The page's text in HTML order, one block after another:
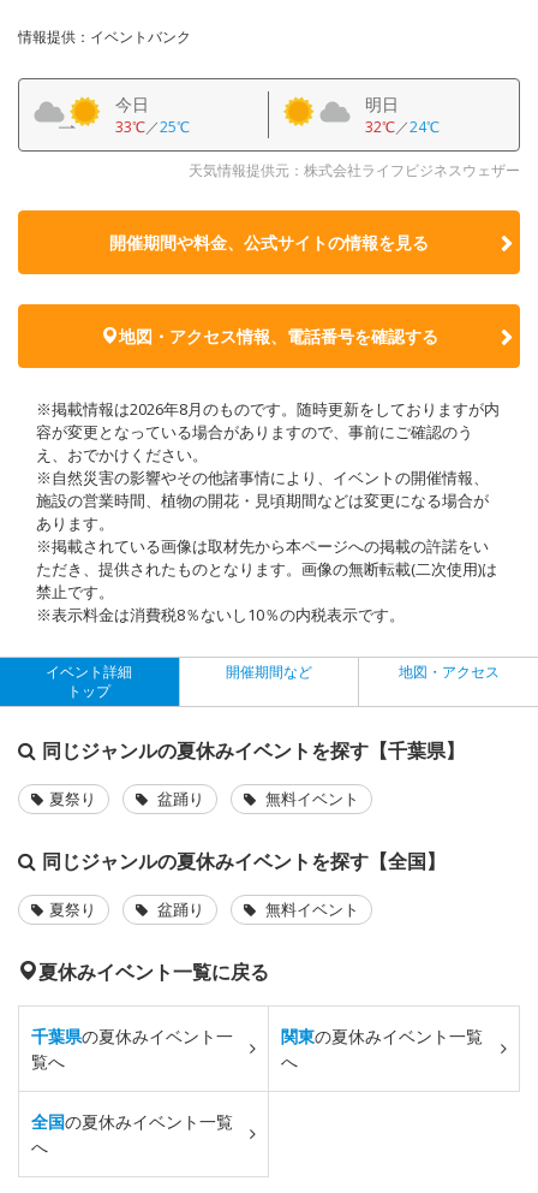
情報提供：イベントバンク
今日
33℃／25℃
明日
32℃／24℃
天気情報提供元：株式会社ライフビジネスウェザー
開催期間や料金、公式サイトの情報を見る
地図・アクセス情報、電話番号を確認する
※掲載情報は2026年8月のものです。随時更新をしておりますが内
容が変更となっている場合がありますので、事前にご確認のう
え、おでかけください。
※自然災害の影響やその他諸事情により、イベントの開催情報、
施設の営業時間、植物の開花・見頃期間などは変更になる場合が
あります。
※掲載されている画像は取材先から本ページへの掲載の許諾をい
ただき、提供されたものとなります。画像の無断転載(二次使用)は
禁止です。
※表示料金は消費税8％ないし10％の内税表示です。
イベント詳細
トップ
開催期間など 地図・アクセス
同じジャンルの夏休みイベントを探す【千葉県】
夏祭り 盆踊り 無料イベント
同じジャンルの夏休みイベントを探す【全国】
夏祭り 盆踊り 無料イベント
夏休みイベント一覧に戻る
千葉県の夏休みイベント一
覧へ
関東の夏休みイベント一覧
へ
全国の夏休みイベント一覧
へ